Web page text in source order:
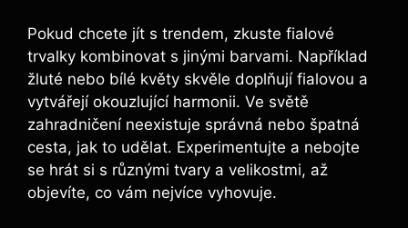
Pokud chcete⁤ jít s trendem, zkuste fialové​
trvalky kombinovat s jinými barvami. Například
žluté nebo bílé květy skvěle doplňují fialovou a
vytvářejí okouzlující harmonii. Ve ⁤světě
zahradničení neexistuje správná nebo špatná
cesta, jak to udělat. Experimentujte a nebojte
se ⁣hrát si s různými tvary a‍ velikostmi, až
objevíte, co vám nejvíce vyhovuje.